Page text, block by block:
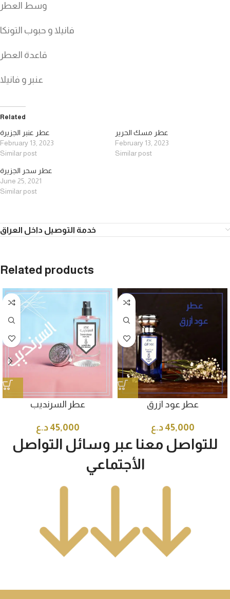
وسط العطر
فانيلا و حبوب التونكا
قاعدة العطر
عنبر و فانيلا
Related
عطر عنبر الجزيرة
February 13, 2023
Similar post
عطر مسك الحرير
February 13, 2023
Similar post
عطر سحر الجزيرة
June 25, 2021
Similar post
خدمة التوصيل داخل العراق
Related products
عطر السرنديب
45,000 د.ع
عطر عود ازرق
45,000 د.ع
للتواصل معنا عبر وسائل التواصل
الأجتماعي